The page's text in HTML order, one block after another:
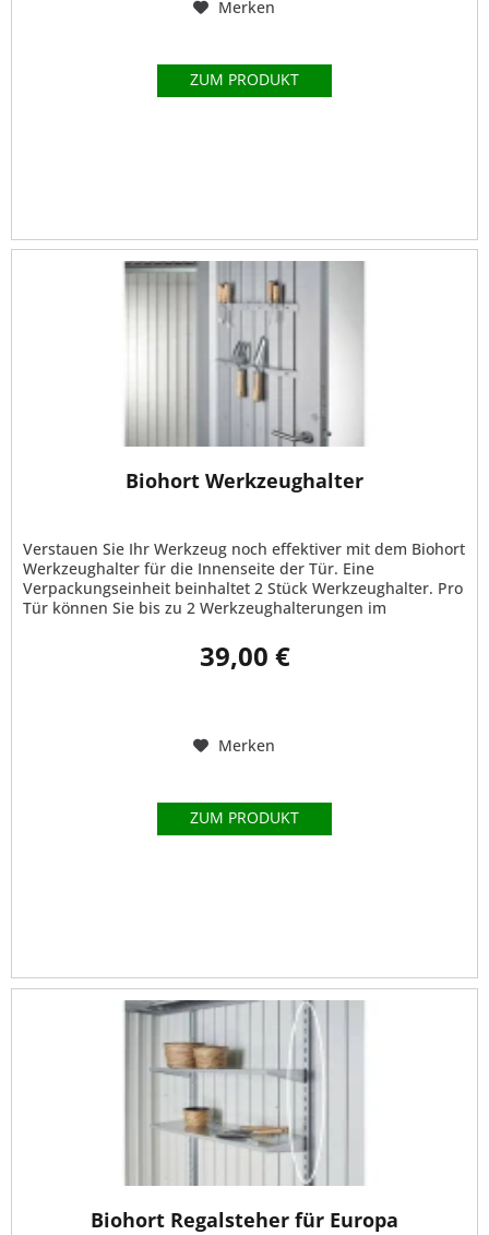
Merken
ZUM PRODUKT
Biohort Werkzeughalter
Verstauen Sie Ihr Werkzeug noch effektiver mit dem Biohort
Werkzeughalter für die Innenseite der Tür. Eine
Verpackungseinheit beinhaltet 2 Stück Werkzeughalter. Pro
Tür können Sie bis zu 2 Werkzeughalterungen im
39,00 €
Merken
ZUM PRODUKT
Biohort Regalsteher für Europa